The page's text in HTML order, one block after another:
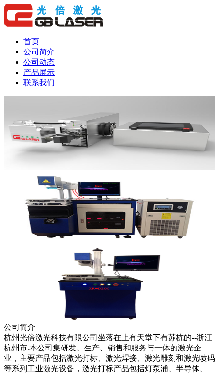
首页
公司简介
公司动态
产品展示
联系我们
公司简介
杭州光倍激光科技有限公司坐落在上有天堂下有苏杭的--浙江
杭州市.本公司集研发、生产、销售和服务与一体的激光企
业，主要产品包括激光打标、激光焊接、激光雕刻和激光喷码
等系列工业激光设备，激光打标产品包括灯泵浦、半导体、